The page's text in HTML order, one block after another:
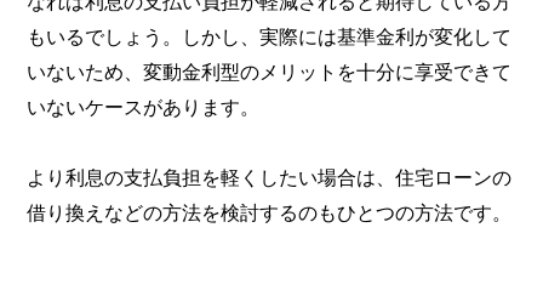
もいるでしょう。しかし、実際には基準金利が変化して
いないため、変動金利型のメリットを十分に享受できて
いないケースがあります。
より利息の支払負担を軽くしたい場合は、住宅ローンの
借り換えなどの方法を検討するのもひとつの方法です。